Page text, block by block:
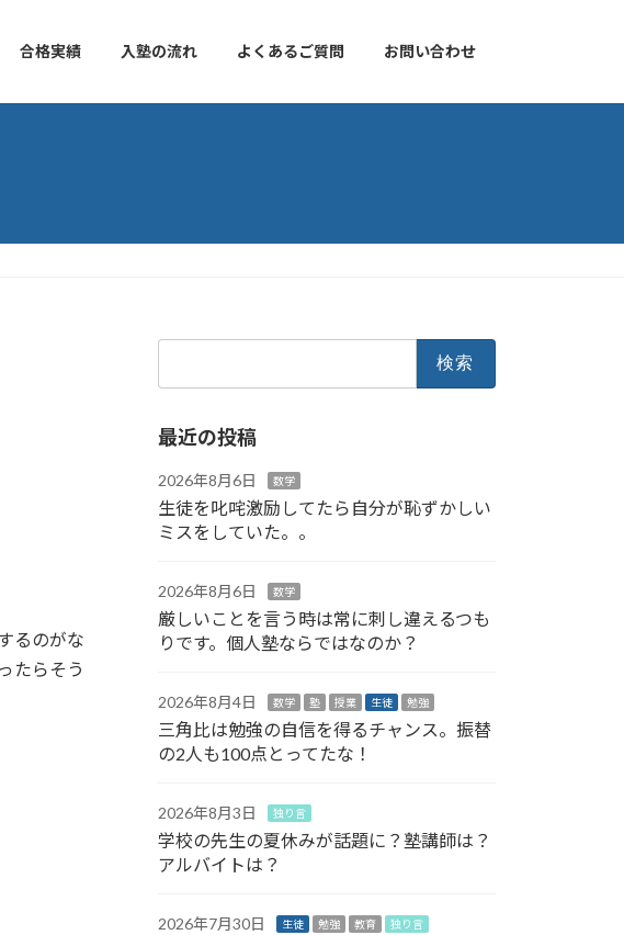
合格実績 入塾の流れ よくあるご質問 お問い合わせ
るのがな
たらそう
最近の投稿
2026年8月6日 数学
生徒を叱咤激励してたら自分が恥ずかしい
ミスをしていた。。
2026年8月6日 数学
厳しいことを言う時は常に刺し違えるつも
りです。個人塾ならではなのか？
2026年8月4日 数学 塾 授業 生徒 勉強
三角比は勉強の自信を得るチャンス。振替
の2人も100点とってたな！
2026年8月3日 独り言
学校の先生の夏休みが話題に？塾講師は？
アルバイトは？
2026年7月30日 生徒 勉強 教育 独り言